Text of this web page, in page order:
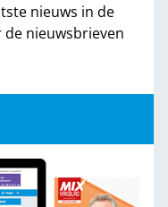
nieuws in de
de nieuwsbrieven